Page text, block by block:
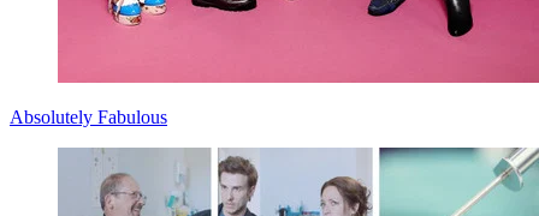
Absolutely Fabulous